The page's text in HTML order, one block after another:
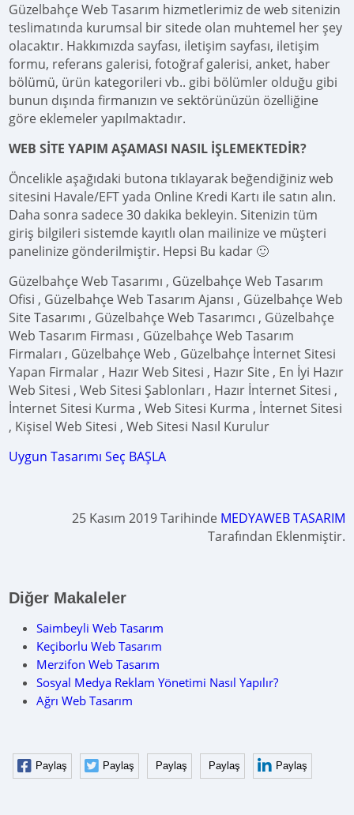
Güzelbahçe Web Tasarım hizmetlerimiz de web sitenizin
teslimatında kurumsal bir sitede olan muhtemel her şey
olacaktır. Hakkımızda sayfası, iletişim sayfası, iletişim
formu, referans galerisi, fotoğraf galerisi, anket, haber
bölümü, ürün kategorileri vb.. gibi bölümler olduğu gibi
bunun dışında firmanızın ve sektörünüzün özelliğine
göre eklemeler yapılmaktadır.
WEB SİTE YAPIM AŞAMASI NASIL İŞLEMEKTEDİR?
Öncelikle aşağıdaki butona tıklayarak beğendiğiniz web
sitesini Havale/EFT yada Online Kredi Kartı ile satın alın.
Daha sonra sadece 30 dakika bekleyin. Sitenizin tüm
giriş bilgileri sistemde kayıtlı olan mailinize ve müşteri
panelinize gönderilmiştir. Hepsi Bu kadar 🙂
Güzelbahçe Web Tasarımı , Güzelbahçe Web Tasarım
Ofisi , Güzelbahçe Web Tasarım Ajansı , Güzelbahçe Web
Site Tasarımı , Güzelbahçe Web Tasarımcı , Güzelbahçe
Web Tasarım Firması , Güzelbahçe Web Tasarım
Firmaları , Güzelbahçe Web , Güzelbahçe İnternet Sitesi
Yapan Firmalar , Hazır Web Sitesi , Hazır Site , En İyi Hazır
Web Sitesi , Web Sitesi Şablonları , Hazır İnternet Sitesi ,
İnternet Sitesi Kurma , Web Sitesi Kurma , İnternet Sitesi
, Kişisel Web Sitesi , Web Sitesi Nasıl Kurulur
Uygun Tasarımı Seç BAŞLA
25 Kasım 2019 Tarihinde MEDYAWEB TASARIM
Tarafından Eklenmiştir.
Diğer Makaleler
Saimbeyli Web Tasarım
Keçiborlu Web Tasarım
Merzifon Web Tasarım
Sosyal Medya Reklam Yönetimi Nasıl Yapılır?
Ağrı Web Tasarım
Paylaş Paylaş Paylaş Paylaş Paylaş